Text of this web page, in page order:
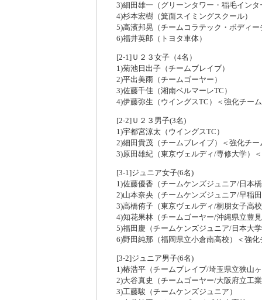
3)細田雄一（グリーンタワー・稲毛インタ
4)杉本宏樹（箕面スイミングスクール）
5)高濱邦晃（チームコラテック・ボディー
6)福井英郎（トヨタ車体）
[2-1]Ｕ２３女子（4名）
1)菊池日出子（チームブレイブ）
2)平出美雨（チームゴーヤー）
3)佐藤千佳（湘南ベルマーレTC）
4)伊藤弥生（ウイングスTC）＜強化チー
[2-2]Ｕ２３男子(3名)
1)宇都宮涼太（ウイングスTC）
2)細田貴茂（チームブレイブ）＜強化チー
3)原田雄紀（東京ヴェルディ/専修大学）
[3-1]ジュニア女子(6名)
1)佐藤優香（チームケンズジュニア/日本
2)山本奈央（チームケンズジュニア/早稲
3)高橋侑子（東京ヴェルディ/桐朋女子高
4)知花果林（チームゴーヤー/沖縄県立豊
5)福田慶（チームケンズジュニア/日本大
6)野田純那（福岡県立小倉南高校）＜強化
[3-2]ジュニア男子(6名)
1)椿浩平（チームブレイブ/埼玉県立狭山
2)大谷真史（チームゴーヤー/大阪府立工
3)工藤駿（チームケンズジュニア）